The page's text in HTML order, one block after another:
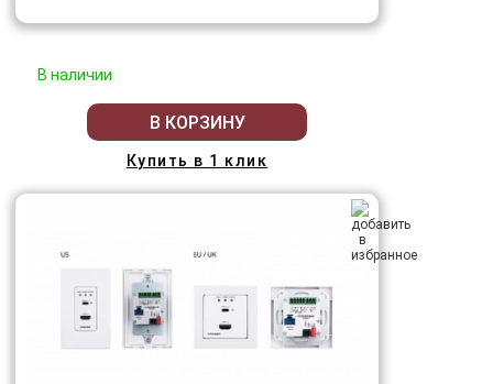
В наличии
В КОРЗИНУ
Купить в 1 клик